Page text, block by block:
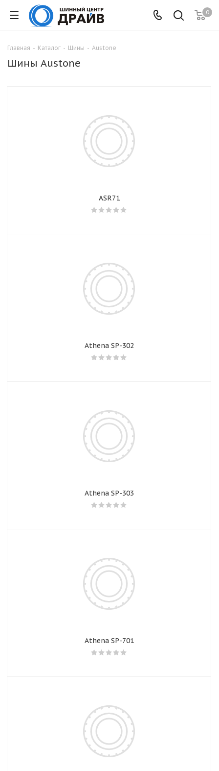
0
Главная - Каталог - Шины - Austone
Шины Austone
ASR71
Athena SP-302
Athena SP-303
Athena SP-701